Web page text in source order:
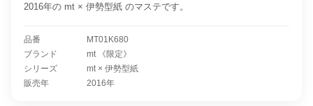
2016年の mt × 伊勢型紙 のマステです。
品番
MT01K680
ブランド
mt 《限定》
シリーズ
mt × 伊勢型紙
販売年
2016年